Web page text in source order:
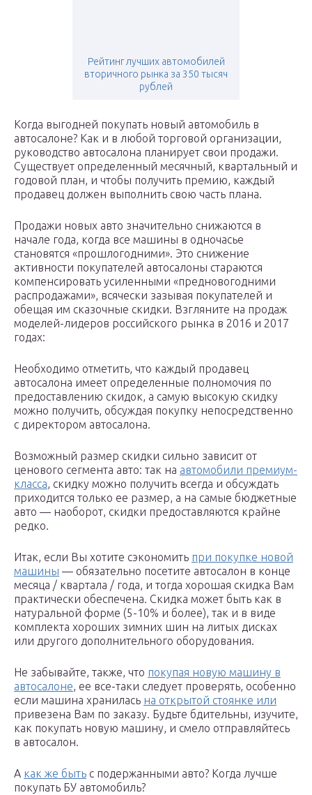
Рейтинг лучших автомобилей
вторичного рынка за 350 тысяч
рублей
Когда выгодней покупать новый автомобиль в
автосалоне? Как и в любой торговой организации,
руководство автосалона планирует свои продажи.
Существует определенный месячный, квартальный и
годовой план, и чтобы получить премию, каждый
продавец должен выполнить свою часть плана.
Продажи новых авто значительно снижаются в
начале года, когда все машины в одночасье
становятся «прошлогодними». Это снижение
активности покупателей автосалоны стараются
компенсировать усиленными «предновогодними
распродажами», всячески зазывая покупателей и
обещая им сказочные скидки. Взгляните на продаж
моделей-лидеров российского рынка в 2016 и 2017
годах:
Необходимо отметить, что каждый продавец
автосалона имеет определенные полномочия по
предоставлению скидок, а самую высокую скидку
можно получить, обсуждая покупку непосредственно
с директором автосалона.
Возможный размер скидки сильно зависит от
ценового сегмента авто: так на автомобили премиум-
класса, скидку можно получить всегда и обсуждать
приходится только ее размер, а на самые бюджетные
авто — наоборот, скидки предоставляются крайне
редко.
Итак, если Вы хотите сэкономить при покупке новой
машины — обязательно посетите автосалон в конце
месяца / квартала / года, и тогда хорошая скидка Вам
практически обеспечена. Скидка может быть как в
натуральной форме (5-10% и более), так и в виде
комплекта хороших зимних шин на литых дисках
или другого дополнительного оборудования.
Не забывайте, также, что покупая новую машину в
автосалоне, ее все-таки следует проверять, особенно
если машина хранилась на открытой стоянке или
привезена Вам по заказу. Будьте бдительны, изучите,
как покупать новую машину, и смело отправляйтесь
в автосалон.
А как же быть с подержанными авто? Когда лучше
покупать БУ автомобиль?